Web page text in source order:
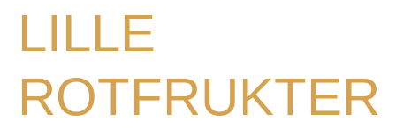
LILLE
ROTFRUKTER